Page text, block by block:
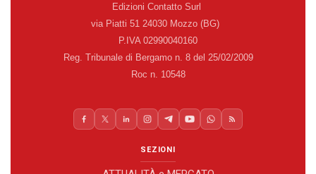
Edizioni Contatto Surl
via Piatti 51 24030 Mozzo (BG)
P.IVA 02990040160
Reg. Tribunale di Bergamo n. 8 del 25/02/2009
Roc n. 10548
SEZIONI